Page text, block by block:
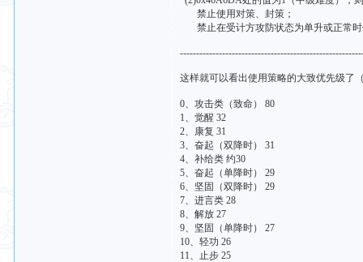
禁止使用对策、封策；
禁止在受计方攻防状态为单升或正常时
这样就可以看出使用策略的大致优先级了
0、攻击类（致命） 80
1、觉醒 32
2、康复 31
3、奋起（双降时） 31
4、补给类 约30
5、奋起（单降时） 29
6、坚固（双降时） 29
7、进言类 28
8、解放 27
9、坚固（单降时） 27
10、轻功 26
11、止步 25